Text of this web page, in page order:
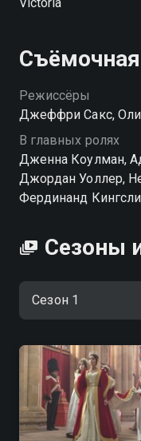
Режиссёры
Джеффри Сакс,
В главных ролях
Дженна Коулман,
Джордан Уоллер,
Фердинанд
Сезоны